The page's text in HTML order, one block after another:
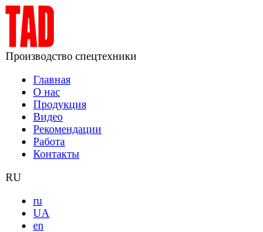
Производство спецтехники
Главная
О нас
Продукция
Видео
Рекомендации
Работа
Контакты
RU
ru
UA
en